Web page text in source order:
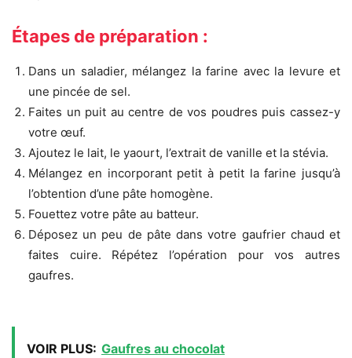
Étapes de préparation :
Dans un saladier, mélangez la farine avec la levure et
une pincée de sel.
Faites un puit au centre de vos poudres puis cassez-y
votre œuf.
Ajoutez le lait, le yaourt, l’extrait de vanille et la stévia.
Mélangez en incorporant petit à petit la farine jusqu’à
l’obtention d’une pâte homogène.
Fouettez votre pâte au batteur.
Déposez un peu de pâte dans votre gaufrier chaud et
faites cuire. Répétez l’opération pour vos autres
gaufres.
VOIR PLUS: Gaufres au chocolat